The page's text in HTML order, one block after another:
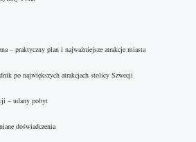
– praktyczny plan i najważniejsze atrakcje miasta
po największych atrakcjach stolicy Szwecji
– udany pobyt
doświadczenia